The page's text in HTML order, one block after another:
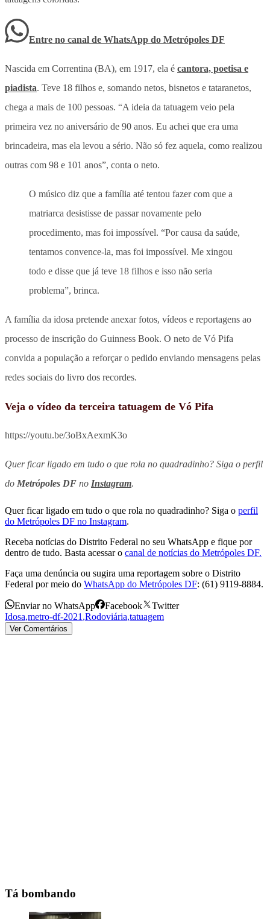
Entre no canal de WhatsApp do Metrópoles DF
Nascida em Correntina (BA), em 1917, ela é cantora, poetisa e
piadista. Teve 18 filhos e, somando netos, bisnetos e tataranetos,
chega a mais de 100 pessoas. “A ideia da tatuagem veio pela
primeira vez no aniversário de 90 anos. Eu achei que era uma
brincadeira, mas ela levou a sério. Não só fez aquela, como realizou
outras com 98 e 101 anos”, conta o neto.
O músico diz que a família até tentou fazer com que a
matriarca desistisse de passar novamente pelo
procedimento, mas foi impossível. “Por causa da saúde,
tentamos convence-la, mas foi impossível. Me xingou
todo e disse que já teve 18 filhos e isso não seria
problema”, brinca.
A família da idosa pretende anexar fotos, vídeos e reportagens ao
processo de inscrição do Guinness Book. O neto de Vó Pifa
convida a população a reforçar o pedido enviando mensagens pelas
redes sociais do livro dos recordes.
Veja o vídeo da terceira tatuagem de Vó Pifa
https://youtu.be/3oBxAexmK3o
Quer ficar ligado em tudo o que rola no quadradinho? Siga o perfil
do Metrópoles DF no Instagram.
Quer ficar ligado em tudo o que rola no quadradinho? Siga o perfil
do Metrópoles DF no Instagram.
Receba notícias do Distrito Federal no seu WhatsApp e fique por
dentro de tudo. Basta acessar o canal de notícias do Metrópoles DF.
Faça uma denúncia ou sugira uma reportagem sobre o Distrito
Federal por meio do WhatsApp do Metrópoles DF: (61) 9119-8884.
Enviar no WhatsApp Facebook
Twitter
Idosa,metro-df-2021 ,Rodoviária,tatuagem
Ver Comentários
Tá bombando